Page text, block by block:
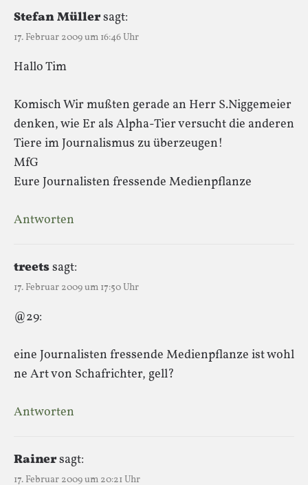
Stefan Müllersagt:
17. Februar 2009 um 16:46 Uhr
Hallo Tim
Komisch Wir mußten gerade an Herr S.Niggemeier
denken, wie Er als Alpha-Tier versucht die anderen
Tiere im Journalismus zu überzeugen!
MfG
Eure Journalisten fressende Medienpflanze
Antworten
treetssagt:
17. Februar 2009 um 17:50 Uhr
@29:
eine Journalisten fressende Medienpflanze ist wohl
ne Art von Schafrichter, gell?
Antworten
Rainersagt:
17. Februar 2009 um 20:21 Uhr